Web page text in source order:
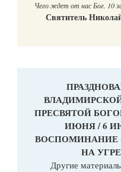
Чего ждет от нас Бог. 10
Святитель
ПРЕСВЯТОЙ
ИЮНЯ / 6
ВОСПОМИНАНИЕ
НА
Другие